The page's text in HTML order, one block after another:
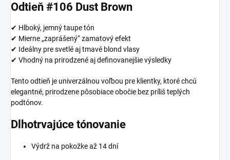
Odtieň #106 Dust Brown
✔ Hlboký, jemný taupe tón
✔ Mierne „zaprášený“ zamatový efekt
✔ Ideálny pre svetlé aj tmavé blond vlasy
✔ Vhodný na prirodzené aj definovanejšie výsledky
Tento odtieň je univerzálnou voľbou pre klientky, ktoré chcú
elegantné, prirodzene pôsobiace obočie bez príliš teplých
podtónov.
Dlhotrvajúce tónovanie
Výdrž na pokožke až 14 dní